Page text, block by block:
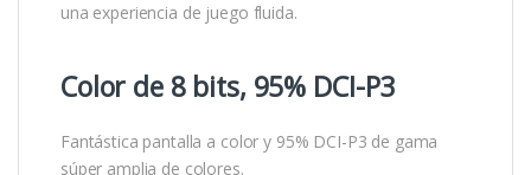
una experiencia de juego fluida.
Color de 8 bits, 95% DCI-P3
Fantástica pantalla a color y 95% DCI-P3 de gama
súper amplia de colores.